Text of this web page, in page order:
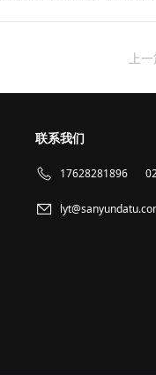
上
联系我们
17628281896